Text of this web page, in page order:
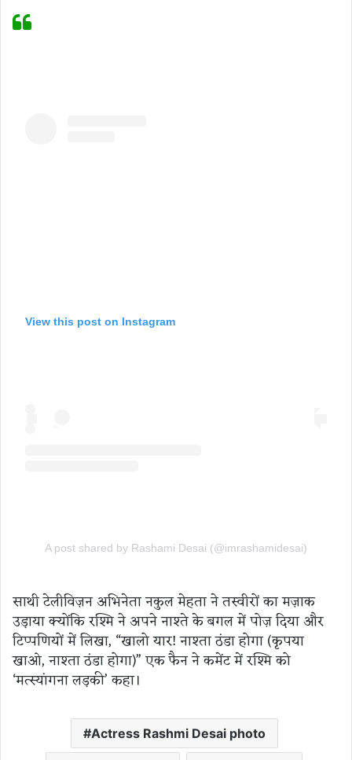
View this post on Instagram
A post shared by Rashami Desai (@imrashamidesai)
साथी टेलीविज़न अभिनेता नकुल मेहता ने तस्वीरों का मज़ाक
उड़ाया क्योंकि रश्मि ने अपने नाश्ते के बगल में पोज़ दिया और
टिप्पणियों में लिखा, “खालो यार! नाश्ता ठंडा होगा (कृपया
खाओ, नाश्ता ठंडा होगा)” एक फैन ने कमेंट में रश्मि को
‘मत्स्यांगना लड़की’ कहा।
Actress Rashmi Desai photo